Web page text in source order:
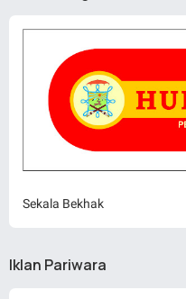
Sekala Bekhak
Iklan Pariwara